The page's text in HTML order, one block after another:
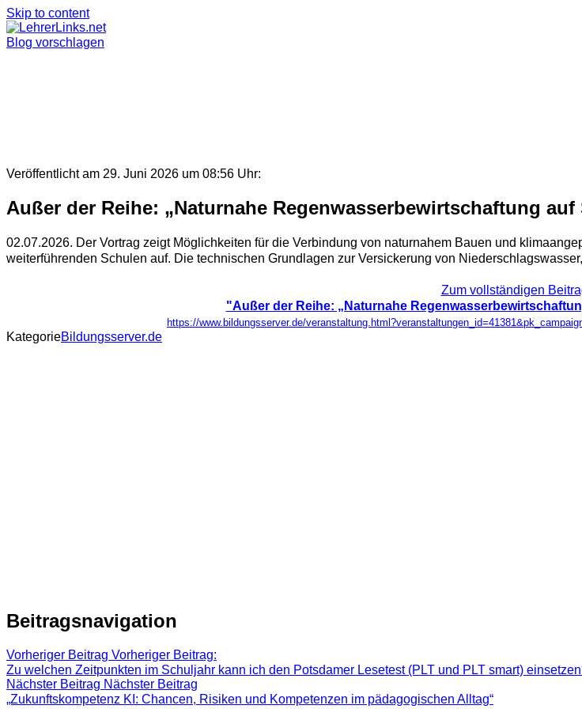
Skip to content
Blog vorschlagen
Veröffentlicht am 29. Juni 2026 um 08:56 Uhr:
Außer der Reihe: „Naturnahe Regenwasserbewirtschaftung
02.07.2026. Der Vortrag zeigt Möglichkeiten für die Verbindung von naturnahem Bauen und
weiterführenden Schulen auf. Die technischen Grundlagen zur Versickerung von
Zum vollständigen
"Außer der Reihe: „Naturnahe
https://www.bildungsserver.de/
KategorieBildungsserver.de
Beitragsnavigation
Vorheriger Beitrag Vorheriger Beitrag:
Zu welchen Zeitpunkten im Schuljahr kann ich den Potsdamer Lesetest (PLT und PLT smart)
Nächster Beitrag Nächster Beitrag
„Zukunftskompetenz KI: Chancen, Risiken und Kompetenzen im pädagogischen Alltag“